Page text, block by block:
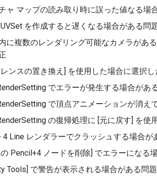
ャ マップの読み取り時に誤った値なる場
を作成すると遅くなる場合がある問
に複数のレンダリング可能なカメラがあ
ンスの置き換え] を使用した場合に選択
でエラーが発生する場合があ
で頂点アニメーションが消え
の復帰処理に [元に戻す] を使
4 Line レンダラーでクラッシュする場合が
Pencil+4 ノードを削除] でエラーになる
Tools] で警告が表示される場合がある問